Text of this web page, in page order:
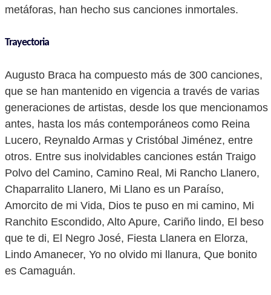
metáforas, han hecho sus canciones inmortales.
Trayectoria
Augusto Braca ha compuesto más de 300 canciones,
que se han mantenido en vigencia a través de varias
generaciones de artistas, desde los que mencionamos
antes, hasta los más contemporáneos como Reina
Lucero, Reynaldo Armas y Cristóbal Jiménez, entre
otros. Entre sus inolvidables canciones están Traigo
Polvo del Camino, Camino Real, Mi Rancho Llanero,
Chaparralito Llanero, Mi Llano es un Paraíso,
Amorcito de mi Vida, Dios te puso en mi camino, Mi
Ranchito Escondido, Alto Apure, Cariño lindo, El beso
que te di, El Negro José, Fiesta Llanera en Elorza,
Lindo Amanecer, Yo no olvido mi llanura, Que bonito
es Camaguán.